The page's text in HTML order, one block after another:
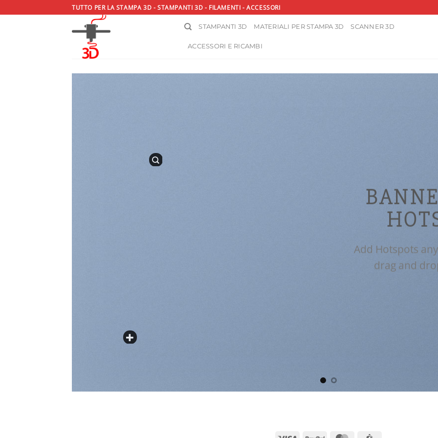
ai
TUTTO PER LA STAMPA 3D - STAMPANTI 3D - FILAMENTI - ACCESSORI
STAMPANTI 3D MATERIALI PER STAMPA 3D SCANNER 3D
ACCESSORI E RICAMBI
Add Hotspots
drag and